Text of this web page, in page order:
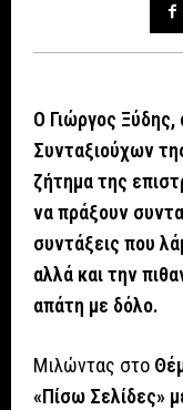
Ο Γιώργος Ξύδης,
Συνταξιούχων
ζήτημα της
να πράξουν
συντάξεις που
αλλά και την
απάτη με δόλο.
Μιλώντας στο
«Πίσω Σελίδες»